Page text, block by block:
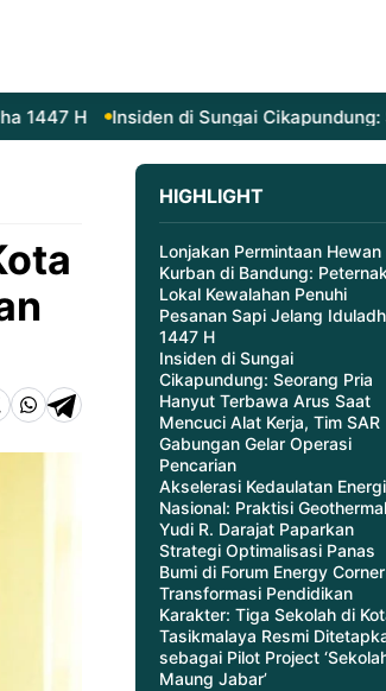
H Insiden di Sungai Cikapundung:
HIGHLIGHT
Lonjakan Permintaan Hewan
Kurban di Bandung:
Lokal Kewalahan Penuhi
Pesanan Sapi Jelang
1447 H
Insiden di Sungai
Cikapundung: Seorang Pria
Hanyut Terbawa Arus Saat
Mencuci Alat Kerja, Tim SAR
Gabungan Gelar Operasi
Pencarian
Akselerasi Kedaulatan Energi
Nasional: Praktisi Geothermal
Yudi R. Darajat Paparkan
Strategi Optimalisasi Panas
Bumi di Forum Energy Corner
Transformasi Pendidikan
Karakter: Tiga Sekolah di
Tasikmalaya Resmi
sebagai Pilot Project
Maung Jabar’